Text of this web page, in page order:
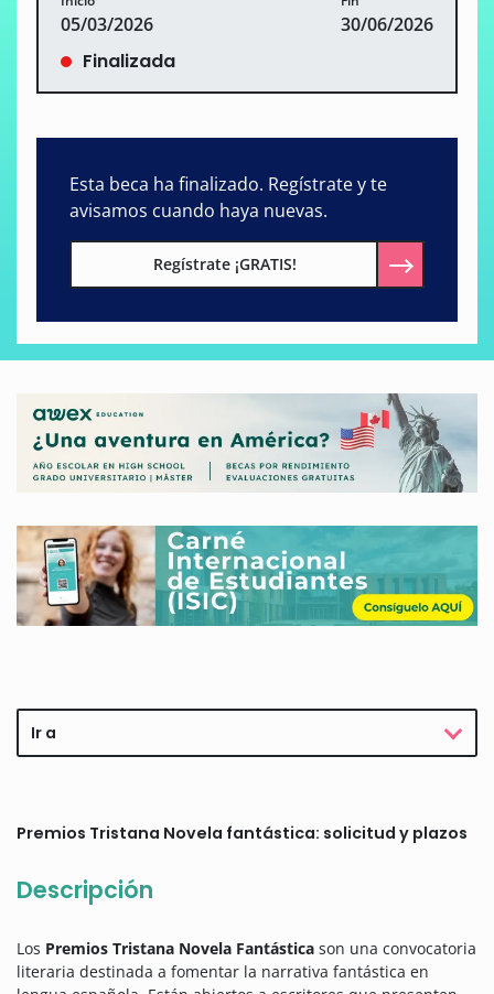
05/03/2026 30/06/2026
Finalizada
Esta beca ha finalizado. Regístrate y te
avisamos cuando haya nuevas.
Regístrate ¡GRATIS!
Ir a
Premios Tristana Novela fantástica: solicitud y plazos
Descripción
Los Premios Tristana Novela Fantástica son una convocatoria
literaria destinada a fomentar la narrativa fantástica en